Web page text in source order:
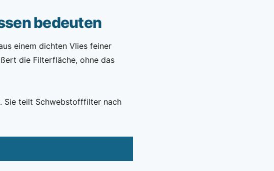
bedeuten
einem dichten Vlies feiner
die Filterfläche, ohne das
Sie teilt Schwebstofffilter nach